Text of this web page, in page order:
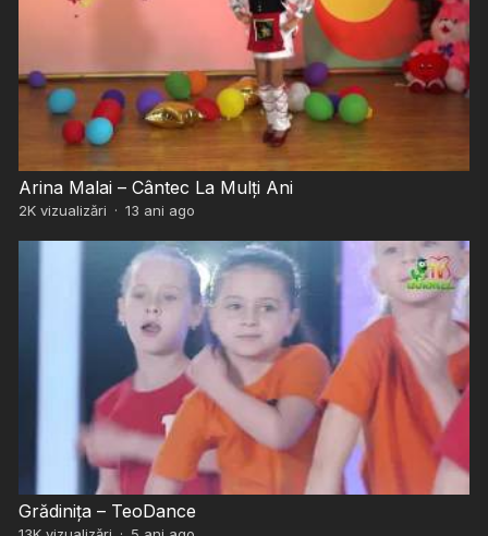
Arina Malai – Cântec La Mulți Ani
2Kvizualizări · 13 ani ago
Grădinița – TeoDance